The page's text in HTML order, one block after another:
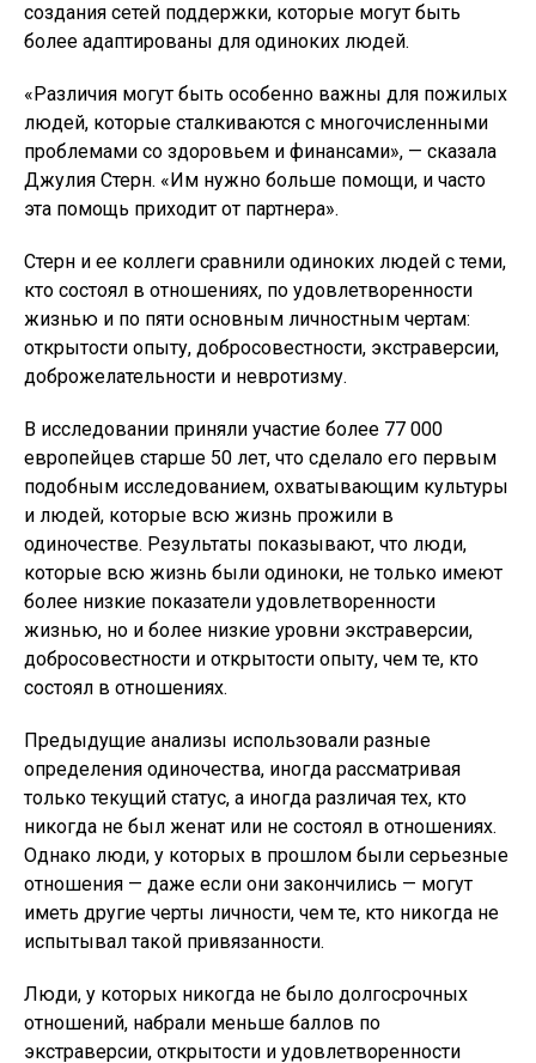
создания сетей поддержки, которые могут быть
более адаптированы для одиноких людей.
«Различия могут быть особенно важны для пожилых
людей, которые сталкиваются с многочисленными
проблемами со здоровьем и финансами», — сказала
Джулия Стерн. «Им нужно больше помощи, и часто
эта помощь приходит от партнера».
Стерн и ее коллеги сравнили одиноких людей с теми,
кто состоял в отношениях, по удовлетворенности
жизнью и по пяти основным личностным чертам:
открытости опыту, добросовестности, экстраверсии,
доброжелательности и невротизму.
В исследовании приняли участие более 77 000
европейцев старше 50 лет, что сделало его первым
подобным исследованием, охватывающим культуры
и людей, которые всю жизнь прожили в
одиночестве. Результаты показывают, что люди,
которые всю жизнь были одиноки, не только имеют
более низкие показатели удовлетворенности
жизнью, но и более низкие уровни экстраверсии,
добросовестности и открытости опыту, чем те, кто
состоял в отношениях.
Предыдущие анализы использовали разные
определения одиночества, иногда рассматривая
только текущий статус, а иногда различая тех, кто
никогда не был женат или не состоял в отношениях.
Однако люди, у которых в прошлом были серьезные
отношения — даже если они закончились — могут
иметь другие черты личности, чем те, кто никогда не
испытывал такой привязанности.
Люди, у которых никогда не было долгосрочных
отношений, набрали меньше баллов по
экстраверсии, открытости и удовлетворенности